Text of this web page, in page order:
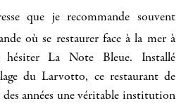
que je recommande souvent
où se restaurer face à la mer à
hésiter La Note Bleue. Installé
du Larvotto, ce restaurant de
des années une véritable institution